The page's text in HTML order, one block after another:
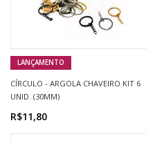
LANÇAMENTO
CÍRCULO - ARGOLA CHAVEIRO KIT 6
UNID. (30MM)
R$11,80